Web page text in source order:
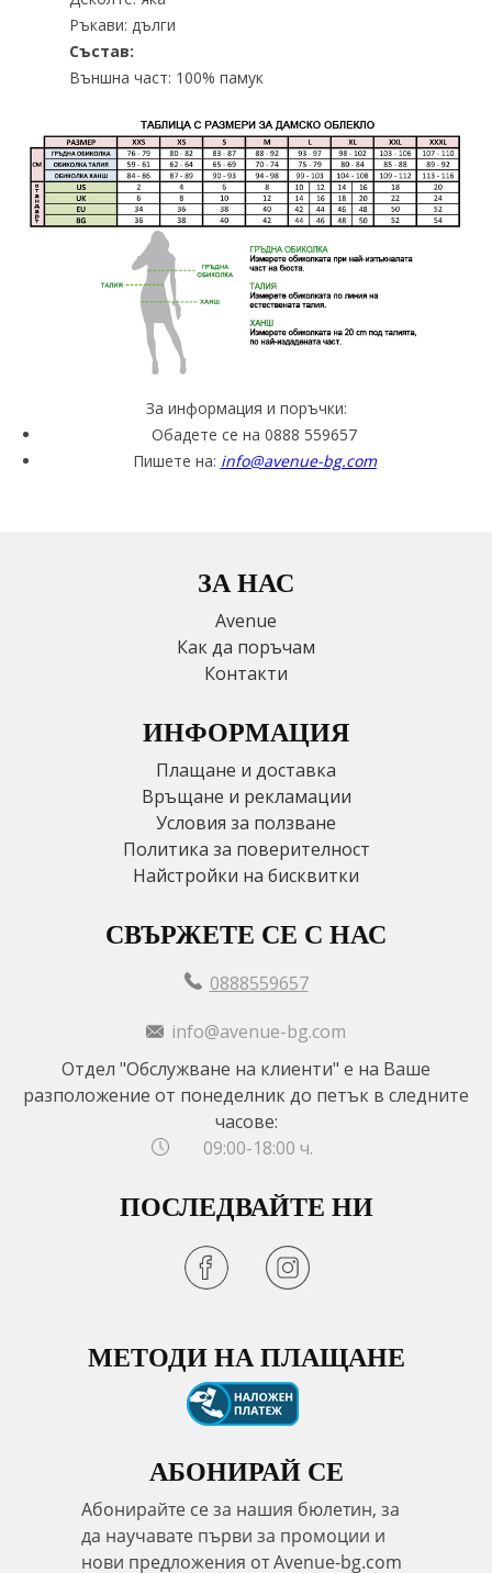
Ръкави: дълги
Състав:
Външна част: 100% памук
За информация и поръчки:
Обадете се на 0888 559657
Пишете на: info@avenue-bg.com
ЗА НАС
Avenue
Как да поръчам
Контакти
ИНФОРМАЦИЯ
Плащане и доставка
Връщане и рекламации
Условия за ползване
Политика за поверителност
Найстройки на бисквитки
СВЪРЖЕТЕ СЕ С НАС
0888559657
info@avenue-bg.com
Отдел "Обслужване на клиенти" е на Ваше
разположение от понеделник до петък в следните
часове:
09:00-18:00 ч.
ПОСЛЕДВАЙТЕ НИ
МЕТОДИ НА ПЛАЩАНЕ
АБОНИРАЙ СЕ